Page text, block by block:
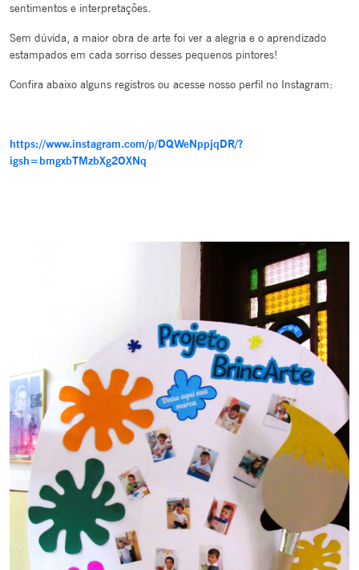
sentimentos e interpretações.
Sem dúvida, a maior obra de arte foi ver a alegria e o aprendizado
estampados em cada sorriso desses pequenos pintores!
Confira abaixo alguns registros ou acesse nosso perfil no Instagram:
https://www.instagram.com/p/DQWeNppjqDR/?
igsh=bmgxbTMzbXg2OXNq